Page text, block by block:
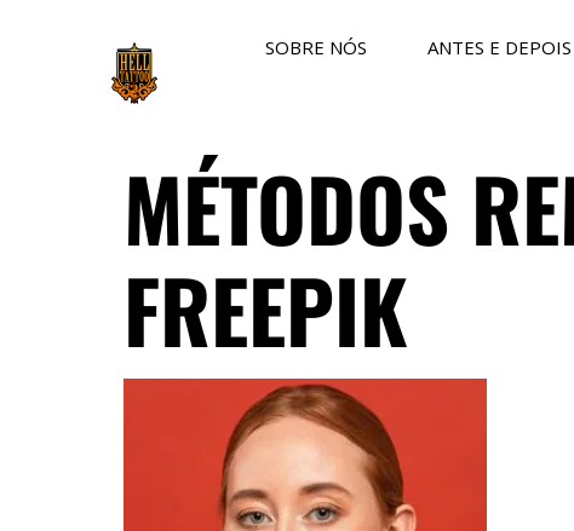
SOBRE NÓS ANTES E DEPOIS
MÉTODOS
FREEPIK